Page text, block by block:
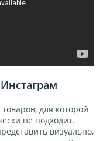
для которой
не подходит.
визуально,